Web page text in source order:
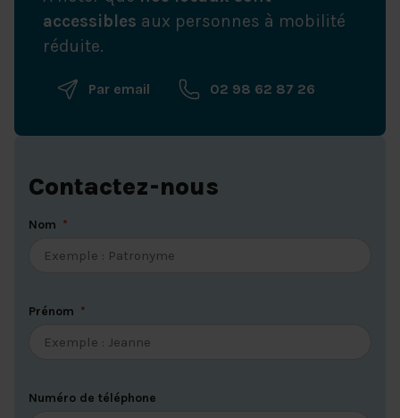
accessibles aux personnes à mobilité
réduite.
Par email 02 98 62 87 26
Contactez-nous
Nom
Prénom
Numéro de téléphone